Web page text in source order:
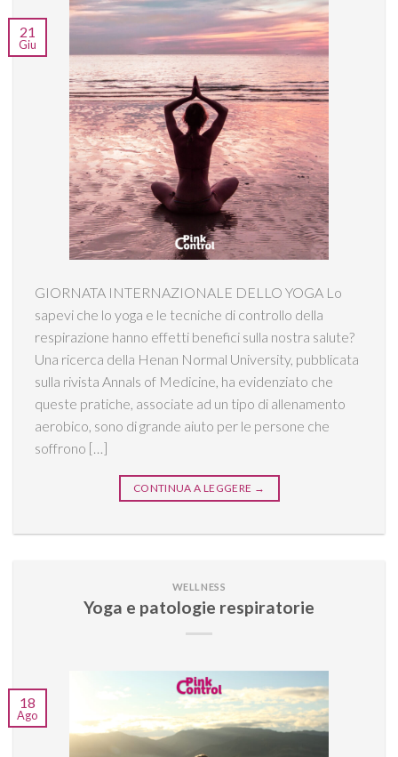
21
Giu
GIORNATA INTERNAZIONALE DELLO YOGA Lo
sapevi che lo yoga e le tecniche di controllo della
respirazione hanno effetti benefici sulla nostra salute?
Una ricerca della Henan Normal University, pubblicata
sulla rivista Annals of Medicine, ha evidenziato che
queste pratiche, associate ad un tipo di allenamento
aerobico, sono di grande aiuto per le persone che
soffrono […]
CONTINUA A LEGGERE →
WELLNESS
Yoga e patologie respiratorie
18
Ago